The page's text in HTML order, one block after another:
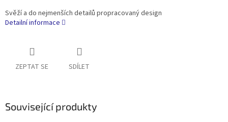
Svěží a do nejmenších detailů propracovaný design
Detailní informace
ZEPTAT SE SDÍLET
Související produkty